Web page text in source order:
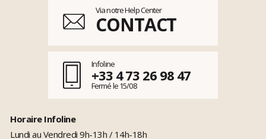
Via notre Help Center
CONTACT
Infoline
+33 4 73 26 98 47
Fermé le 15/08
Horaire Infoline
Lundi au Vendredi 9h-13h / 14h-18h